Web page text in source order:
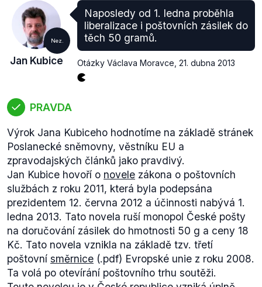
stavu veřejné správy.
Nez.
Jan Kubice
Naposledy od 1. ledna proběhla
liberalizace i poštovních zásilek do
těch 50 gramů.
Otázky Václava Moravce 21. dubna 2013
PRAVDA
Výrok Jana Kubiceho hodnotíme na základě stránek
Poslanecké sněmovny, věstníku EU a
zpravodajských článků jako pravdivý.
Jan Kubice hovoří o novele zákona o poštovních
službách z roku 2011, která byla podepsána
prezidentem 12. června 2012 a účinnosti nabývá 1.
ledna 2013. Tato novela ruší monopol České pošty
na doručování zásilek do hmotnosti 50 g a ceny 18
Kč. Tato novela vznikla na základě tzv. třetí
poštovní směrnice (.pdf) Evropské unie z roku 2008.
Ta volá po otevírání poštovního trhu soutěži.